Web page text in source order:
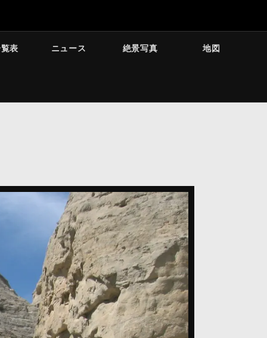
表 ニュース 絶景写真 地図